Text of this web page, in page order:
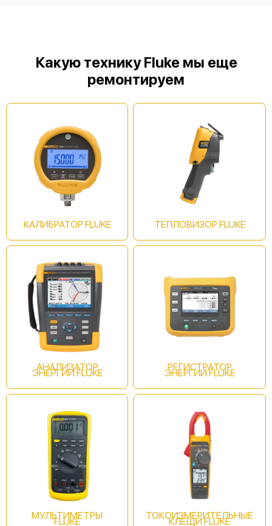
Fluke 62 MAX
Fluke 561
Какую технику Fluke мы еще
ремонтируем
КАЛИБРАТОР FLUKE ТЕПЛОВИЗОР FLUKE
АНАЛИЗАТОР
ЭНЕРГИИ FLUKE
РЕГИСТРАТОР
ЭНЕРГИИ FLUKE
МУЛЬТИМЕТРЫ
FLUKE
ТОКОИЗМЕРИТЕЛЬНЫЕ
КЛЕЩИ FLUKE